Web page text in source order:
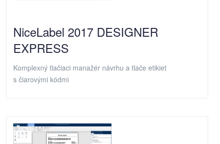
NiceLabel 2017 DESIGNER
EXPRESS
Komplexný tlačiaci manažér návrhu a tlače etikiet
s čiarovými kódmi